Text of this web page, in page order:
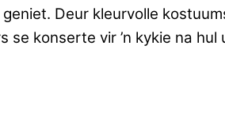
Deur kleurvolle
konserte vir ’n kykie na